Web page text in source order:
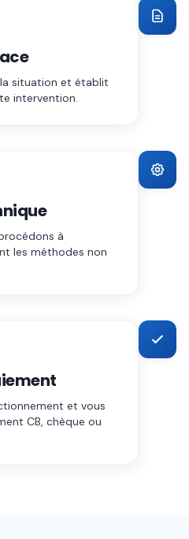
situation et établit
intervention.
à
les méthodes non
et vous
CB, chèque ou